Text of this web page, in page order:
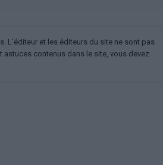
L'éditeur et les éditeurs du site ne sont pas
contenus dans le site, vous devez